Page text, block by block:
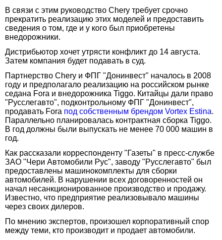
В связи с этим руководство Chery требует срочно
прекратить реализацию этих моделей и предоставить
сведения о том, где и у кого был приобретены
внедорожники.
Дистрибьютор хочет утрясти конфликт до 14 августа.
Затем компания будет подавать в суд.
Партнерство Chery и ФПГ "Донинвест" началось в 2008
году и предполагало реализацию на российском рынке
седана Fora и внедорожника Tiggo. Китайцы дали право
"Русслегавто", подконтрольному ФПГ "Донинвест",
продавать Fora под собственным брендом Vortex Estina.
Параллельно планировалась контрактная сборка Tiggo.
В год должны были выпускать не менее 70 000 машин в
год.
Как рассказали корреспонденту "Газеты" в пресс-службе
ЗАО "Чери Автомобили Рус", заводу "Русслегавто" был
предоставлены машинокомплекты для сборки
автомобилей. В нарушении всех договоренностей он
начал несанкционированное производство и продажу.
Известно, что предприятие реализовывало машины
через своих дилеров.
По мнению экспертов, произошел корпоративный спор
между теми, кто производит и продает автомобили.